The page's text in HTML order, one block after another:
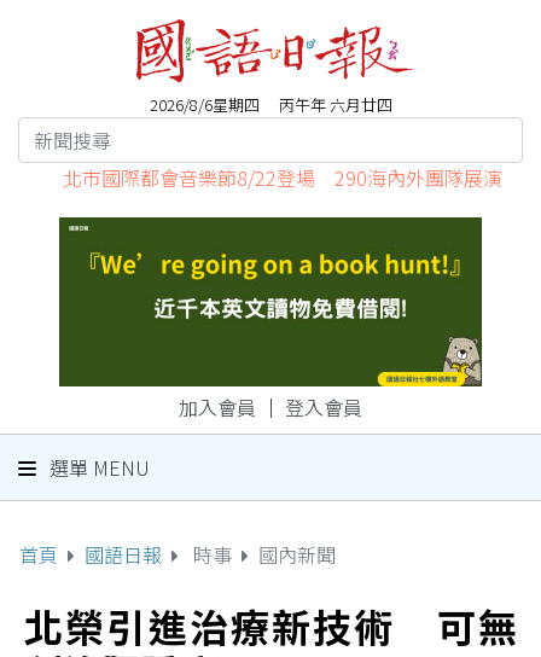
2026/8/6星期四 丙午年 六月廿四
北市國際都會音樂節8/22登場 290海內外團隊展演
加入會員 ｜ 登入會員
選單 MENU
首頁 國語日報 時事 國內新聞
北榮引進治療新技術 可無